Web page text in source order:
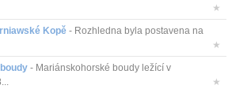
★
Kopě - Rozhledna byla postavena na
★
- Mariánskohorské boudy ležící v
★